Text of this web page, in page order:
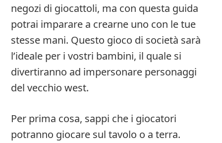
negozi di giocattoli, ma con questa guida
potrai imparare a crearne uno con le tue
stesse mani. Questo gioco di società sarà
l’ideale per i vostri bambini, il quale si
divertiranno ad impersonare personaggi
del vecchio west.
Per prima cosa, sappi che i giocatori
potranno giocare sul tavolo o a terra.